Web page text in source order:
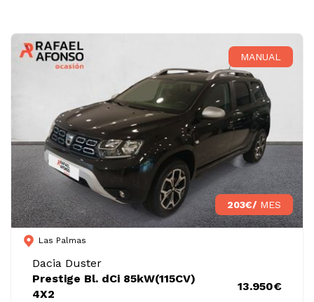
MANUAL
203€/ MES
Las Palmas
Dacia Duster
Prestige Bl. dCi 85kW(115CV)
4X2
13.950€